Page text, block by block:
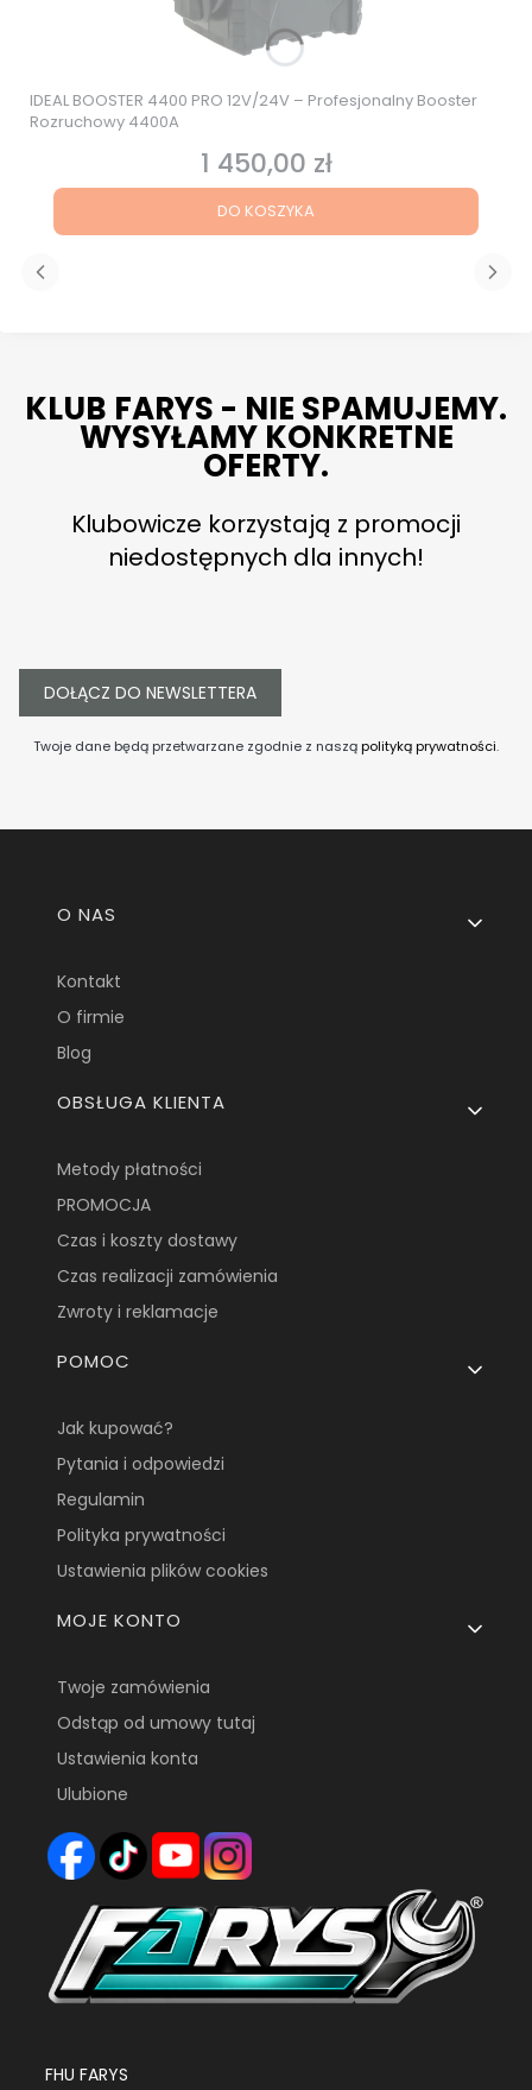
IDEAL BOOSTER 4400 PRO 12V/24V – Profesjonalny Booster
Rozruchowy 4400A
Cena
1 450,00 zł
DO KOSZYKA
KLUB FARYS - NIE SPAMUJEMY.
WYSYŁAMY KONKRETNE
OFERTY.
Klubowicze korzystają z promocji
niedostępnych dla innych!
DOŁĄCZ DO NEWSLETTERA
Twoje dane będą przetwarzane zgodnie z nasząpolityką prywatności.
Linki w stopce
O NAS
Kontakt
O firmie
Blog
OBSŁUGA KLIENTA
Metody płatności
PROMOCJA
Czas i koszty dostawy
Czas realizacji zamówienia
Zwroty i reklamacje
POMOC
Jak kupować?
Pytania i odpowiedzi
Regulamin
Polityka prywatności
Ustawienia plików cookies
MOJE KONTO
Twoje zamówienia
Odstąp od umowy tutaj
Ustawienia konta
Ulubione
FHU FARYS